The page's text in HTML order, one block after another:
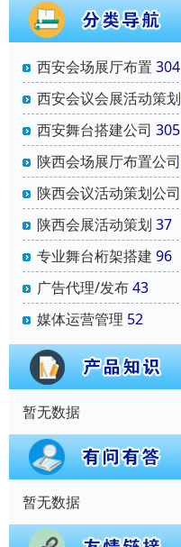
西安会场展厅布置 304
西安会议会展活动策划
西安舞台搭建公司 305
陕西会场展厅布置公司
陕西会议活动策划公司
陕西会展活动策划 37
专业舞台桁架搭建 96
广告代理/发布43
媒体运营管理 52
暂无数据
暂无数据